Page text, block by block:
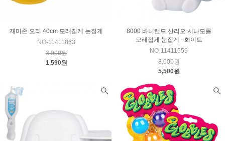
재미존 오리 40cm 모래집게 눈집게
NO-11411863
3,000원
1,590원
8000 바니랜드 산리오 시나모롤
모래집게 눈집게 - 화이트
NO-11411559
8,000원
5,500원